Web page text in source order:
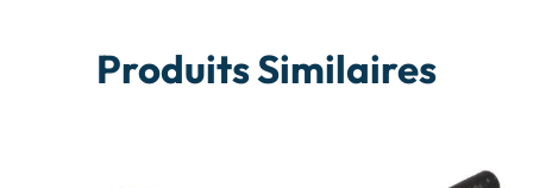
Produits Similaires